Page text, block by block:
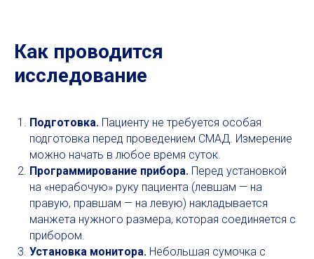
Как проводится
исследование
Подготовка. Пациенту не требуется особая
подготовка перед проведением СМАД. Измерение
можно начать в любое время суток.
Программирование прибора. Перед установкой
на «нерабочую» руку пациента (левшам — на
правую, правшам — на левую) накладывается
манжета нужного размера, которая соединяется с
прибором.
Установка монитора. Небольшая сумочка с
Суточное
мониторирование
Длительность обследования:
исследование проводится 24ч.
Пребывание в клинике:40 мин для
установки аппарата.
Портативный регистратор закрепляется
исследуемому на поясе.